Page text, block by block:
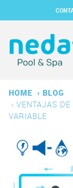
HOME › BLOG
› VENTAJAS
VARIABLE